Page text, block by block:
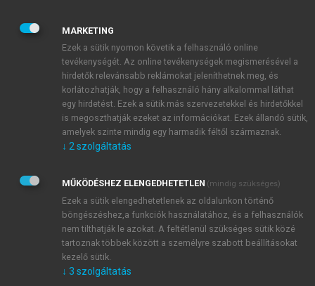
JELSZÓ
JELSZÓ ÚJRA
Kérek értesítést a MeRSZ újdonságairól, akcióiról.
Kérek értesítést az Akadémiai Kiadó Zrt. újdonságairól,
Adatkezelési tájékoztatóbanfoglaltakat tudomásul
veszem és elfogadom.
Általános vásárlási feltételeket, valamint a szotar.netés a
mersz.huoldalak licencszerződéseiben foglaltakat
tudomásul veszem és elfogadom.
KIPRÓBÁLOM
MARKETING
Ezek a sütik nyomon követik a felhasználó online
tevékenységét. Az online tevékenységek megismerésével a
hirdetők relevánsabb reklámokat jeleníthetnek meg, és
korlátozhatják, hogy a felhasználó hány alkalommal láthat
egy hirdetést. Ezek a sütik más szervezetekkel és hirdetőkkel
is megoszthatják ezeket az információkat. Ezek állandó sütik,
amelyek szinte mindig egy harmadik féltől származnak.
↓ 2 szolgáltatás
MŰKÖDÉSHEZ ELENGEDHETETLEN (mindig szükséges)
Ezek a sütik elengedhetetlenek az oldalunkon történő
böngészéshez,a funkciók használatához, és a felhasználók
nem tilthatják le azokat. A feltétlenül szükséges sütik közé
tartoznak többek között a személyre szabott beállításokat
kezelő sütik.
↓ 3 szolgáltatás